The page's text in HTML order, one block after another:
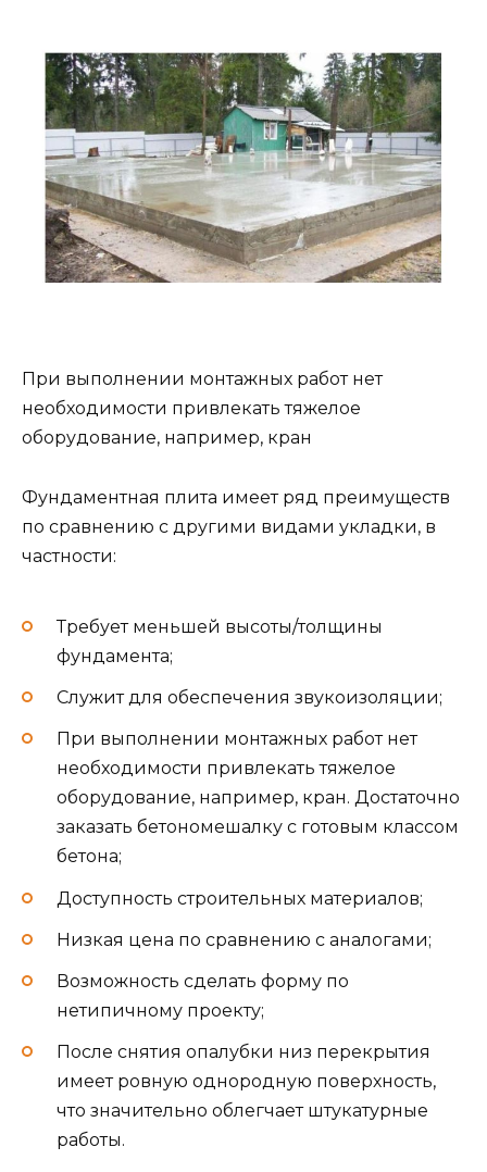
При выполнении монтажных работ нет
необходимости привлекать тяжелое
оборудование, например, кран
Фундаментная плита имеет ряд преимуществ
по сравнению с другими видами укладки, в
частности:
Требует меньшей высоты/толщины
фундамента;
Служит для обеспечения звукоизоляции;
При выполнении монтажных работ нет
необходимости привлекать тяжелое
оборудование, например, кран. Достаточно
заказать бетономешалку с готовым классом
бетона;
Доступность строительных материалов;
Низкая цена по сравнению с аналогами;
Возможность сделать форму по
нетипичному проекту;
После снятия опалубки низ перекрытия
имеет ровную однородную поверхность,
что значительно облегчает штукатурные
работы.